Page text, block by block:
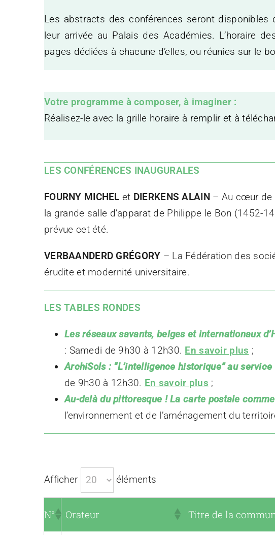
Les abstracts des conférences seront disponibles
leur arrivée au Palais des Académies. L’horaire
pages dédiées à chacune d’elles, ou réunies sur le
Votre programme à composer, à imaginer :
Réalisez-le avec la grille horaire à remplir et à
LES CONFÉRENCES INAUGURALES
FOURNY MICHEL et DIERKENS ALAIN– Au cœur de
la grande salle d’apparat de Philippe le Bon (1452-
prévue cet été.
VERBAANDERD GRÉGORY – La Fédération des
érudite et modernité universitaire.
LES TABLES RONDES
Les réseaux savants, belges et internationaux
: Samedi de 9h30 à 12h30. En savoir plus ;
ArchiSols : “L’intelligence historique” au
de 9h30 à 12h30. En savoir plus ;
Au-delà du pittoresque ! La carte postale
l’environnement et de l’aménagement du
Afficher éléments
N° Orateur Titre de la